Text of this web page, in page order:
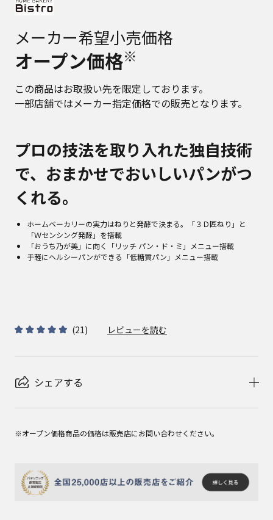
メーカー希望小売価格
オープン価格※
この商品はお取扱い先を限定しております。
一部店舗ではメーカー指定価格での販売となります。
プロの技法を取り入れた独自技術
で、おまかせでおいしいパンがつ
くれる。
ホームベーカリーの実力はねりと発酵で決まる。「３Ｄ匠ねり」と
「Ｗセンシング発酵」を搭載
「おうち乃が美」に向く「リッチ パン・ド・ミ」メニュー搭載
手軽にヘルシーパンができる「低糖質パン」メニュー搭載
(21) レビューを読む
シェアする
※オープン価格商品の価格は販売店にお問い合わせください。